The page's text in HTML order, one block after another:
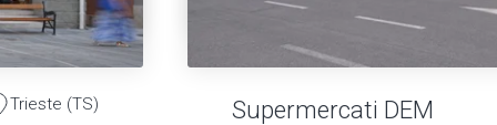
Trieste (TS) Supermercati DEM